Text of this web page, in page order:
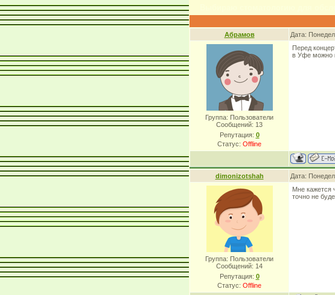
Абрамов Дата:
Группа: Пользователи
Сообщений: 13
Репутация: 0
Статус: Offline
Перед
в Уфе можно
dimonizotshah Дата:
Группа: Пользователи
Сообщений: 14
Репутация: 0
Статус: Offline
Мне кажется
точно не